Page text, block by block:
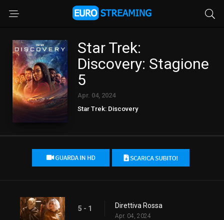
Star Trek:
Discovery: Stagione
5
Apr. 04, 2024
Star Trek: Discovery
5 - 1 Direttiva Rossa
Apr. 04, 2024